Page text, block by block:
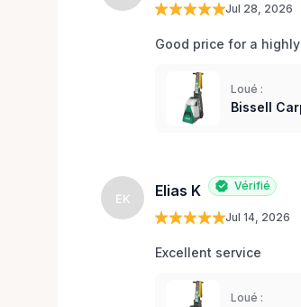
Jul 28, 2026
Good price for a
Loué :
Bissell
EK Elias K Vérifié
Jul 14, 2026
Excellent service
Loué :